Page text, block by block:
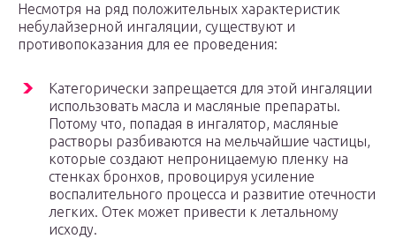
Несмотря на ряд положительных характеристик
небулайзерной ингаляции, существуют и
противопоказания для ее проведения:
Категорически запрещается для этой ингаляции
использовать масла и масляные препараты.
Потому что, попадая в ингалятор, масляные
растворы разбиваются на мельчайшие частицы,
которые создают непроницаемую пленку на
стенках бронхов, провоцируя усиление
воспалительного процесса и развитие отечности
легких. Отек может привести к летальному
исходу.